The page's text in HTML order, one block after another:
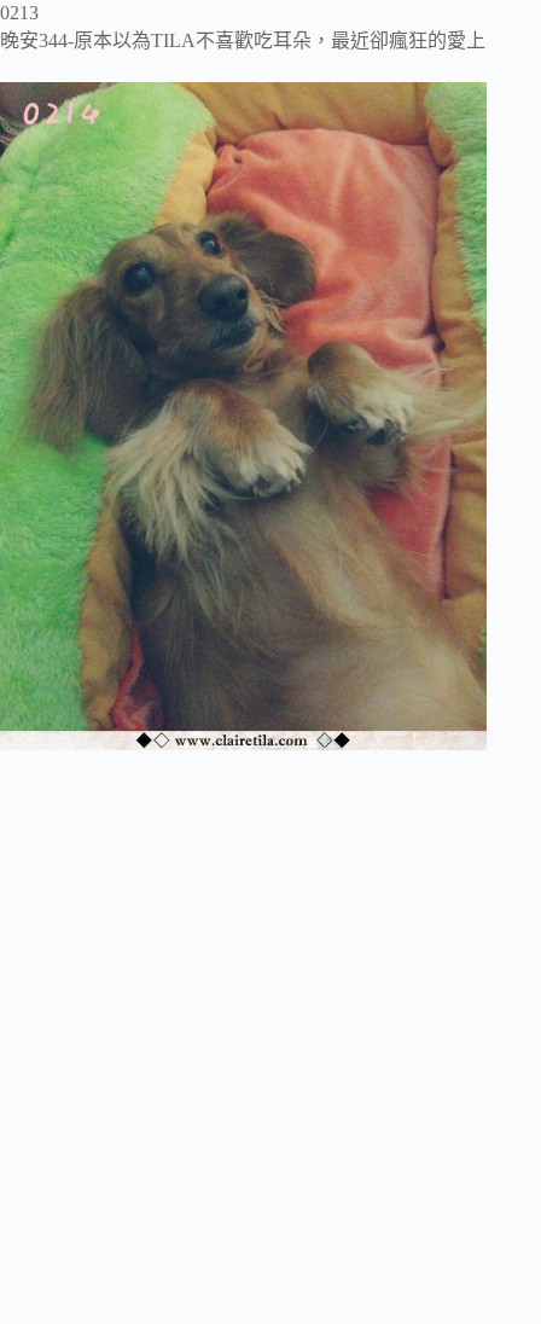
0213
晚安344-原本以為TILA不喜歡吃耳朵，最近卻瘋狂的愛上